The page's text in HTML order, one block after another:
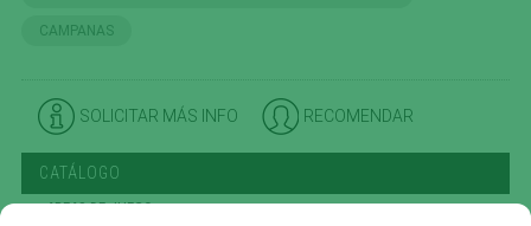
CAMPANAS
SOLICITAR MÁS INFO RECOMENDAR
CATÁLOGO
AREAS DE JUEGO